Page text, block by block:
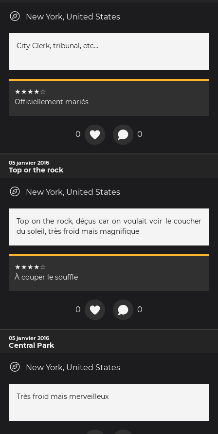
New York, United States
City Clerk, tribunal, etc...
★★★★☆
Officiellement mariés
0 0
05 janvier 2016
Top or the rock
New York, United States
Top on the rock, déçus car on voulait voir le coucher
du soleil, très froid mais magnifique
★★★★☆
À couper le souffle
0 0
05 janvier 2016
Central Park
New York, United States
Très froid mais merveilleux